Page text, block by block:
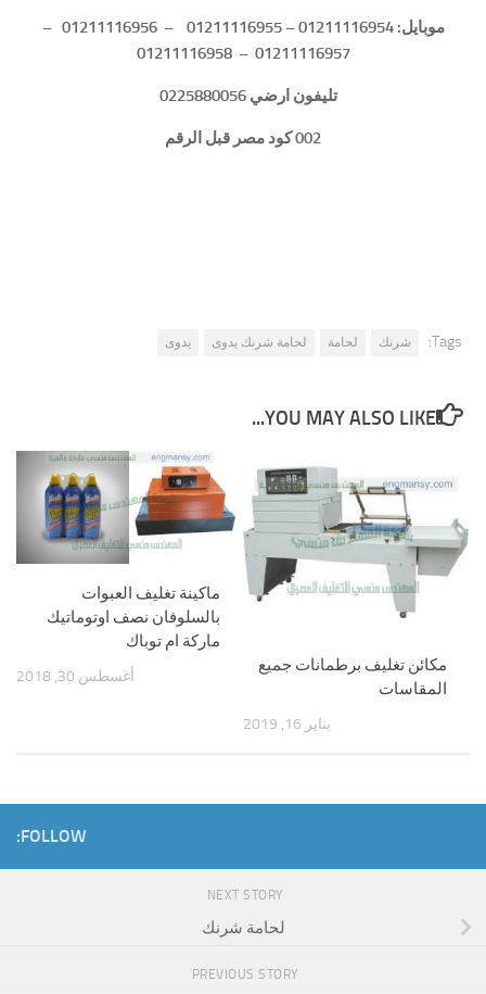
موبايل: 01211116954 – 01211116955 – 01211116956 –
01211116957 – 01211116958
تليفون ارضي 0225880056
002 كود مصر قبل الرقم
Tags: شرنك لحامة لحامة شرنك يدوى يدوى
YOU MAY ALSO LIKE...
ماكينة تغليف العبوات
بالسلوفان نصف اوتوماتيك
ماركة ام توباك
أغسطس 30, 2018
مكائن تغليف برطمانات جميع
المقاسات
يناير 16, 2019
FOLLOW:
NEXT STORY
لحامة شرنك
PREVIOUS STORY